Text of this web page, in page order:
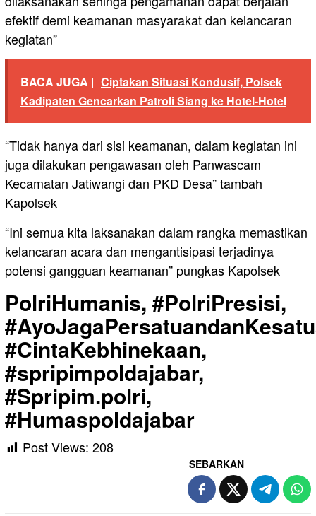
efektif demi keamanan masyarakat dan kelancaran
kegiatan”
BACA JUGA | Ciptakan Situasi Kondusif, Polsek
Kadipaten Gencarkan Patroli Siang ke Hotel-Hotel
“Tidak hanya dari sisi keamanan, dalam kegiatan ini
juga dilakukan pengawasan oleh Panwascam
Kecamatan Jatiwangi dan PKD Desa” tambah
Kapolsek
“Ini semua kita laksanakan dalam rangka memastikan
kelancaran acara dan mengantisipasi terjadinya
potensi gangguan keamanan” pungkas Kapolsek
PolriHumanis, #PolriPresisi,
#CintaKebhinekaan,
#spripimpoldajabar,
#Spripim.polri,
#Humaspoldajabar
Post Views: 208
SEBARKAN